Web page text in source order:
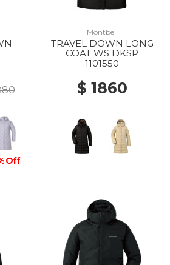
Off
Montbell
TRAVEL DOWN LONG
COAT WS DKSP
1101550
$ 1860